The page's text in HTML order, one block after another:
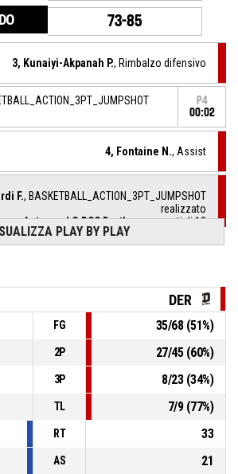
73-85
3, Kunaiyi-Akpanah P., Rimbalzo difensivo
P4
00:02
4, Fontaine N., Assist
F., BASKETBALL_ACTION_3PT_JUMPSHOT
realizzato
Autosped G BCC Derthona- avanti di 12
11, Fondren C., Assist
3, Kunaiyi-Akpanah P.,
realizzato
- avanti di 11
3, Kunaiyi-Akpanah P. , Palla recuperata
PLAY BY PLAY
DER
FG 35/68(51%)
2P 27/45(60%)
3P 8/23(34%)
TL 7/9(77%)
RT
33
AS
21